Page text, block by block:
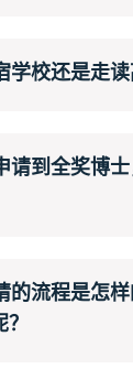
学校还是走读
请到全奖博
的流程是怎